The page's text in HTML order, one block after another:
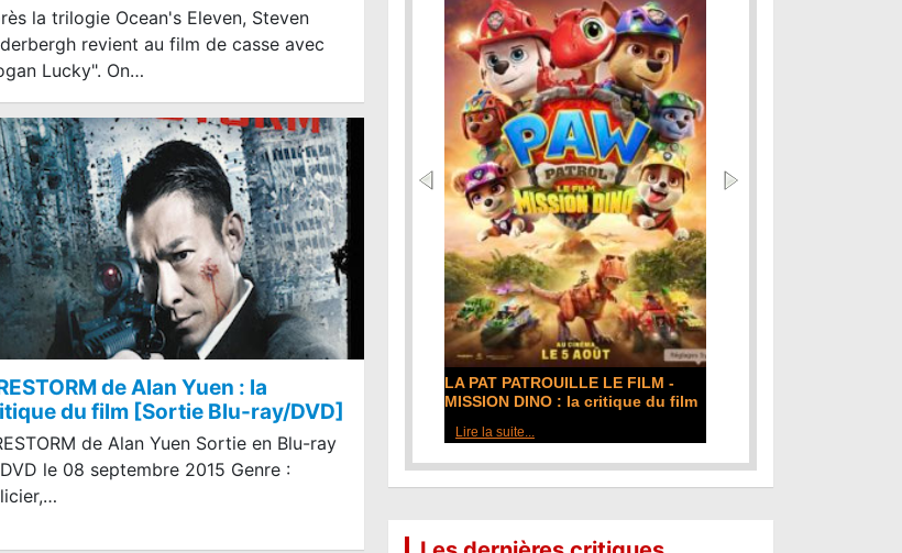
la trilogie Ocean's Eleven, Steven
revient au film de casse avec
Lucky". On…
de Alan Yuen : la
du film [Sortie Blu-ray/DVD]
de Alan Yuen Sortie en Blu-ray
le 08 septembre 2015 Genre :
LA PAT PATROUILLE LE FILM -
MISSION DINO : la critique du film
Lire la suite...